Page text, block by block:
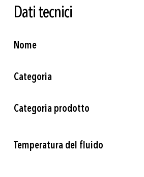
Dati tecnici
Più
informazioni
Nome
Categoria
Categoria prodotto
Temperatura del fluido